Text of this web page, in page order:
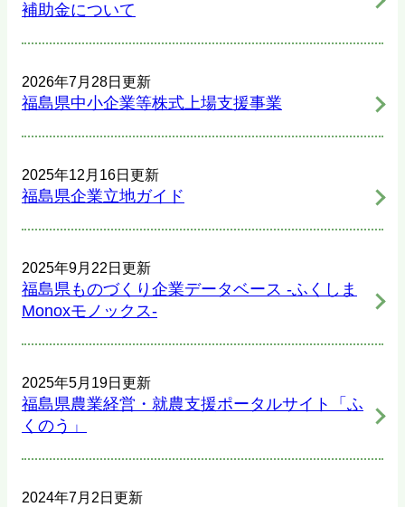
補助金について
2026年7月28日更新
福島県中小企業等株式上場支援事業
2025年12月16日更新
福島県企業立地ガイド
2025年9月22日更新
福島県ものづくり企業データベース -ふくしま
Monoxモノックス-
2025年5月19日更新
福島県農業経営・就農支援ポータルサイト「ふ
くのう」
2024年7月2日更新